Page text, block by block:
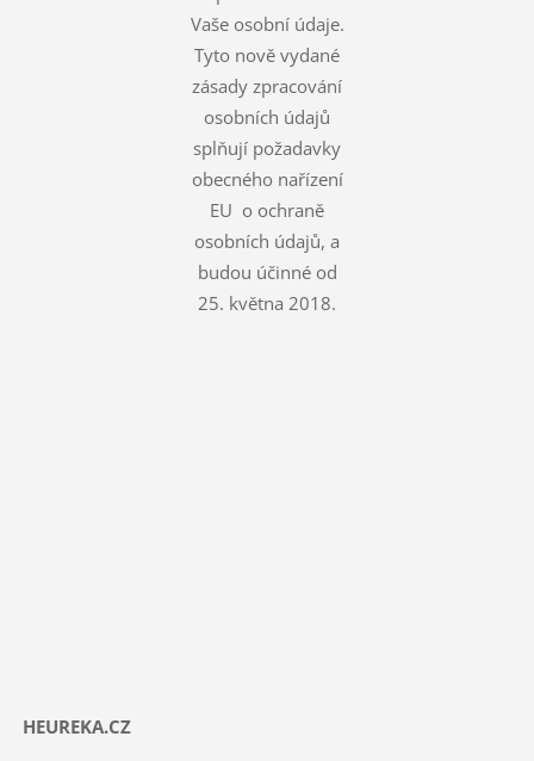
Vaše osobní údaje.
Tyto nově vydané
zásady zpracování
osobních údajů
splňují požadavky
obecného nařízení
EU o ochraně
osobních údajů, a
budou účinné od
25. května 2018.
HEUREKA.CZ